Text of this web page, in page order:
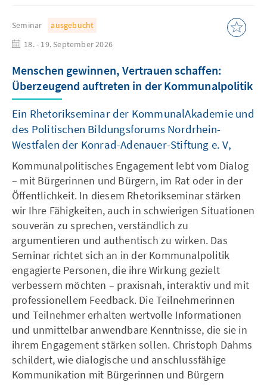
Seminar
ausgebucht
18. - 19. September 2026
Menschen gewinnen, Vertrauen schaffen:
Überzeugend auftreten in der Kommunalpolitik
Ein Rhetorikseminar der KommunalAkademie und
des Politischen Bildungsforums Nordrhein-
Westfalen der Konrad-Adenauer-Stiftung e. V,
Kommunalpolitisches Engagement lebt vom Dialog
– mit Bürgerinnen und Bürgern, im Rat oder in der
Öffentlichkeit. In diesem Rhetorikseminar stärken
wir Ihre Fähigkeiten, auch in schwierigen Situationen
souverän zu sprechen, verständlich zu
argumentieren und authentisch zu wirken. Das
Seminar richtet sich an in der Kommunalpolitik
engagierte Personen, die ihre Wirkung gezielt
verbessern möchten – praxisnah, interaktiv und mit
professionellem Feedback. Die Teilnehmerinnen
und Teilnehmer erhalten wertvolle Informationen
und unmittelbar anwendbare Kenntnisse, die sie in
ihrem Engagement stärken sollen. Christoph Dahms
schildert, wie dialogische und anschlussfähige
Kommunikation mit Bürgerinnen und Bürgern